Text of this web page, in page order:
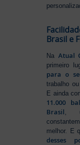
Brasil e
Na Atual
primeiro
para o
trabalho
E ainda
11.000
Brasil ,
melhor. E
desses